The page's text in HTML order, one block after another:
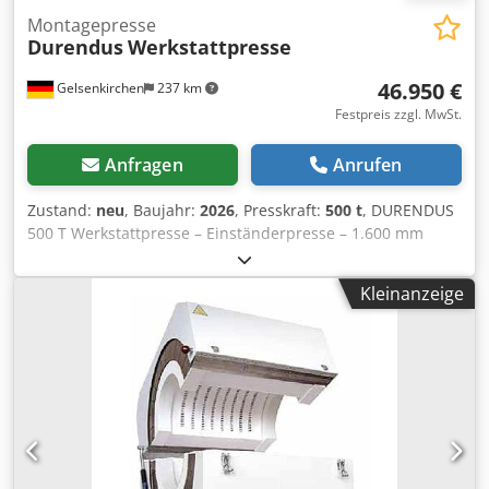
Gelsenkirchen 237 km
Montagepresse
DurendusWerkstattpresse
46.950 €
Festpreis zzgl. MwSt.
Anfragen Anrufen
Zustand: neu, Baujahr: 2026, Presskraft: 500 t, DURENDUS
500 T Werkstattpresse – Einständerpresse – 1.600 mm
lichte Breite, 550 mm Hub Die hier gezeigte Maschine
wurde bereits in Kundenauftrag gebaut und ausgeliefert.
Wir können Ihnen diese Maschine sehr kurzfristig neu
fertigen – gern unter Berücksichtigung individueller
Optionen. Es handelt sich um eine hydraulische
Werkstattpresse für Einpress-, Richt- und Montagearbeiten
im Werkstatt- und Industriebereich. Basispreis: 46.950 €
netto Optionen (auf Wunsch): Die aufgeführten Optionen
basieren auf realisierten Kundenprojekten und
ermöglichen eine gezielte Anpassung der Maschine an
Kleinanzeige